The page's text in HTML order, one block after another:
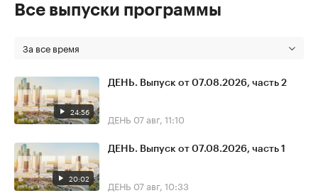
Все выпуски программы
За все время
24:56
ДЕНЬ. Выпуск от 07.08.2026, часть 2
ДЕНЬ 07 авг, 11:10
20:02
ДЕНЬ. Выпуск от 07.08.2026, часть 1
ДЕНЬ 07 авг, 10:33